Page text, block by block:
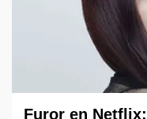
Furor en